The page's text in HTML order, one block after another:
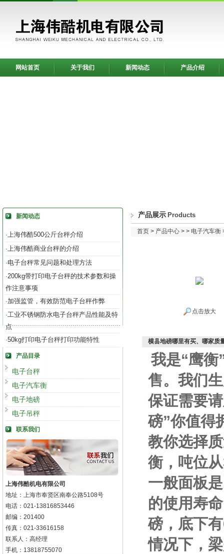
网站首页 关于我们 新闻动态 产品介绍
新闻动态
·上海伟酷500公斤台秤介绍
·上海伟酷商业台秤的介绍
·电子台秤常见问题和处理方法
·200kg带打印电子台秤的技术参数和操
作注意事项
·加强监管，有效防范电子台秤作弊
·工业不锈钢防水电子台秤产品性能及特
点
·50kg打印电子台秤打印功能特性
产品目录
电子台秤
电子汽车衡
电子地磅
电子吊秤
联系我们
上海伟酷机电有限公司
地址：上海市奉贤区南奉公路5108号
电话：021-13816853446
邮编：201400
传真：021-33616158
联系人：高经理
手机：13818755070
产品展示 Products
首页 > 产品中心 > > 电子汽车衡
点击放大
横县地磅哪里有买、哪家质
我是“鹰衡
售。我们
保证需要
磅”你值得
教你选择
衡，吨位从
一般面板是
的使用寿
磅，底下有
情况下，